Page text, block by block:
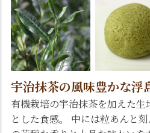
宇治抹茶の風味豊かな浮
有機栽培の宇治抹茶を加えた
とした食感。 中には粒あんと